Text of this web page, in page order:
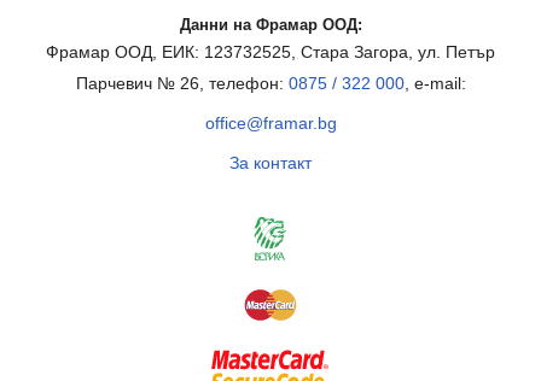
Данни на Фрамар ООД:
Фрамар ООД, ЕИК: 123732525, Стара Загора, ул. Петър
Парчевич № 26, телефон: 0875 / 322 000, e-mail:
office@framar.bg
За контакт